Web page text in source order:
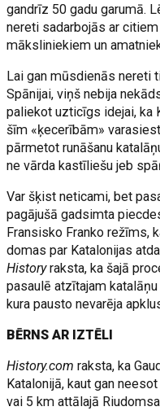
gandrīz 50 gadu garumā.
nereti sadarbojās ar
māksliniekiem un
Lai gan mūsdienās nereti
Spānijai, viņš nebija
paliekot uzticīgs idejai, ka
šīm «ķecerībām»
pārmetot runāšanu
ne vārda kastīliešu jeb
Var šķist neticami, bet
pagājušā gadsimta
Fransisko Franko režīms,
domas par Katalonijas
Historyraksta, ka šajā
pasaulē atzītajam
kura pausto nevarēja
BĒRNS AR IZTĒLI
History.com raksta, ka
Katalonijā, kaut gan
vai 5 km attālajā